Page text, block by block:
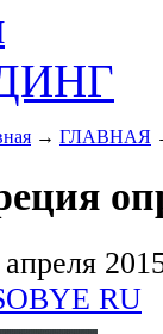
→ ГЛАВНАЯ
апреля
RU